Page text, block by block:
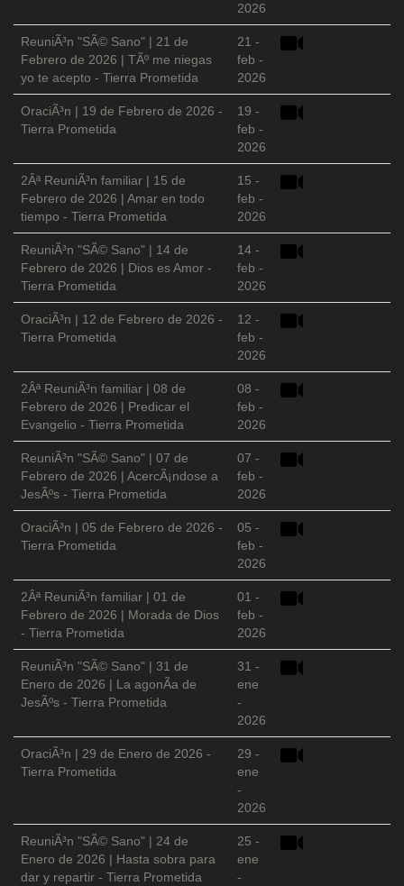
2026
ReuniÃ³n "SÃ© Sano" | 21 de
Febrero de 2026 | TÃº me niegas
yo te acepto - Tierra Prometida
21 -
feb -
2026
OraciÃ³n | 19 de Febrero de 2026 -
Tierra Prometida
19 -
feb -
2026
2Âª ReuniÃ³n familiar | 15 de
Febrero de 2026 | Amar en todo
tiempo - Tierra Prometida
15 -
feb -
2026
ReuniÃ³n "SÃ© Sano" | 14 de
Febrero de 2026 | Dios es Amor -
Tierra Prometida
14 -
feb -
2026
OraciÃ³n | 12 de Febrero de 2026 -
Tierra Prometida
12 -
feb -
2026
2Âª ReuniÃ³n familiar | 08 de
Febrero de 2026 | Predicar el
Evangelio - Tierra Prometida
08 -
feb -
2026
ReuniÃ³n "SÃ© Sano" | 07 de
Febrero de 2026 | AcercÃ¡ndose a
JesÃºs - Tierra Prometida
07 -
feb -
2026
OraciÃ³n | 05 de Febrero de 2026 -
Tierra Prometida
05 -
feb -
2026
2Âª ReuniÃ³n familiar | 01 de
Febrero de 2026 | Morada de Dios
- Tierra Prometida
01 -
feb -
2026
ReuniÃ³n "SÃ© Sano" | 31 de
Enero de 2026 | La agonÃ­a de
JesÃºs - Tierra Prometida
31 -
ene
-
2026
OraciÃ³n | 29 de Enero de 2026 -
Tierra Prometida
29 -
ene
-
2026
ReuniÃ³n "SÃ© Sano" | 24 de
Enero de 2026 | Hasta sobra para
dar y repartir - Tierra Prometida
25 -
ene
-